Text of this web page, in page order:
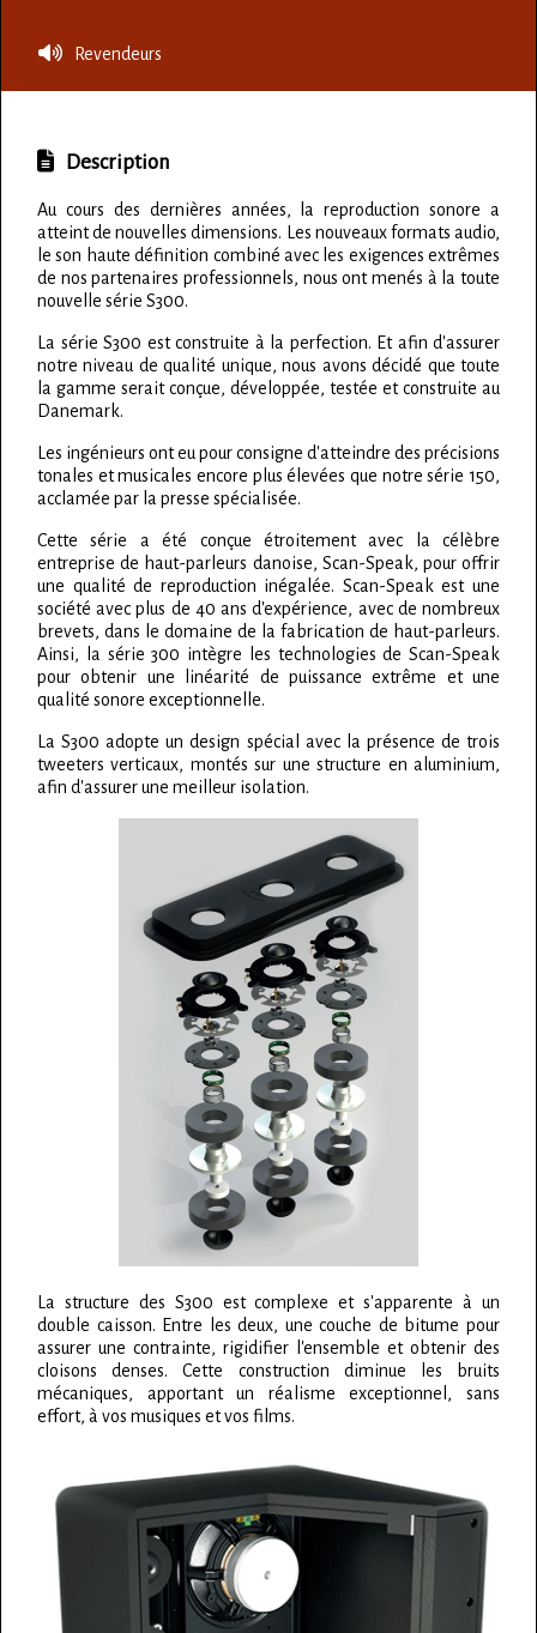
Revendeurs
Description
Au cours des dernières années, la reproduction sonore a
atteint de nouvelles dimensions. Les nouveaux formats audio,
le son haute définition combiné avec les exigences extrêmes
de nos partenaires professionnels, nous ont menés à la toute
nouvelle série S300.
La série S300 est construite à la perfection. Et afin d'assurer
notre niveau de qualité unique, nous avons décidé que toute
la gamme serait conçue, développée, testée et construite au
Danemark.
Les ingénieurs ont eu pour consigne d'atteindre des précisions
tonales et musicales encore plus élevées que notre série 150,
acclamée par la presse spécialisée.
Cette série a été conçue étroitement avec la célèbre
entreprise de haut-parleurs danoise, Scan-Speak, pour offrir
une qualité de reproduction inégalée. Scan-Speak est une
société avec plus de 40 ans d'expérience, avec de nombreux
brevets, dans le domaine de la fabrication de haut-parleurs.
Ainsi, la série 300 intègre les technologies de Scan-Speak
pour obtenir une linéarité de puissance extrême et une
qualité sonore exceptionnelle.
La S300 adopte un design spécial avec la présence de trois
tweeters verticaux, montés sur une structure en aluminium,
afin d'assurer une meilleur isolation.
La structure des S300 est complexe et s'apparente à un
double caisson. Entre les deux, une couche de bitume pour
assurer une contrainte, rigidifier l'ensemble et obtenir des
cloisons denses. Cette construction diminue les bruits
mécaniques, apportant un réalisme exceptionnel, sans
effort, à vos musiques et vos films.